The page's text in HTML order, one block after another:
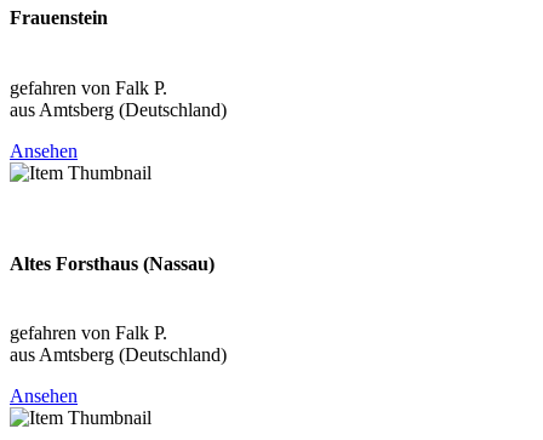
Frauenstein
gefahren von Falk P.
aus Amtsberg (Deutschland)
Ansehen
Altes Forsthaus (Nassau)
gefahren von Falk P.
aus Amtsberg (Deutschland)
Ansehen